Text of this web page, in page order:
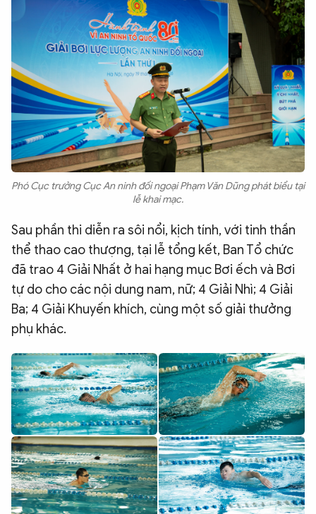
Phó Cục trưởng Cục An ninh đối ngoại Phạm Văn Dũng phát biểu tại
lễ khai mạc.
Sau phần thi diễn ra sôi nổi, kịch tính, với tinh thần
thể thao cao thượng, tại lễ tổng kết, Ban Tổ chức
đã trao 4 Giải Nhất ở hai hạng mục Bơi ếch và Bơi
tự do cho các nội dung nam, nữ; 4 Giải Nhì; 4 Giải
Ba; 4 Giải Khuyến khích, cùng một số giải thưởng
phụ khác.